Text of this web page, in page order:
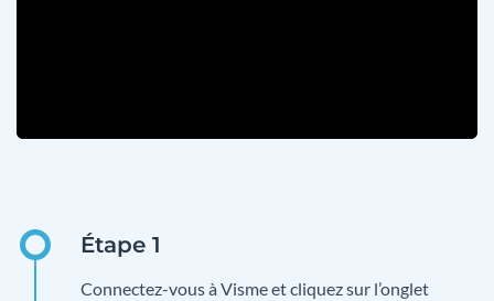
Connectez-vous à Visme et cliquez sur l’onglet